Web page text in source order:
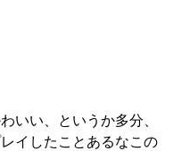
いい、というか多分、
イしたことあるなこの